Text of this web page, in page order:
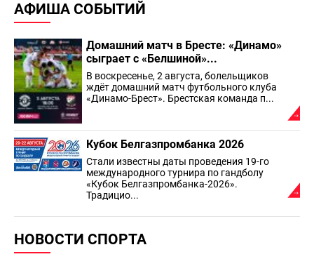
АФИША СОБЫТИЙ
Домашний матч в Бресте: «Динамо»
сыграет с «Белшиной»...
В воскресенье, 2 августа, болельщиков
ждёт домашний матч футбольного клуба
«Динамо-Брест». Брестская команда п...
Кубок Белгазпромбанка 2026
Стали известны даты проведения 19-го
международного турнира по гандболу
«Кубок Белгазпромбанка-2026».
Традицио...
НОВОСТИ СПОРТА